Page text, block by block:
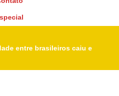
entre brasileiros caiu e